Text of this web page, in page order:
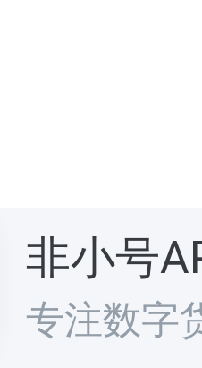
非小号
专注数字